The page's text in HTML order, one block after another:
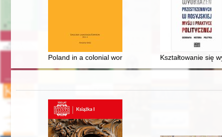
Poland in a colonial world order - recenzja]Kształtowanie się